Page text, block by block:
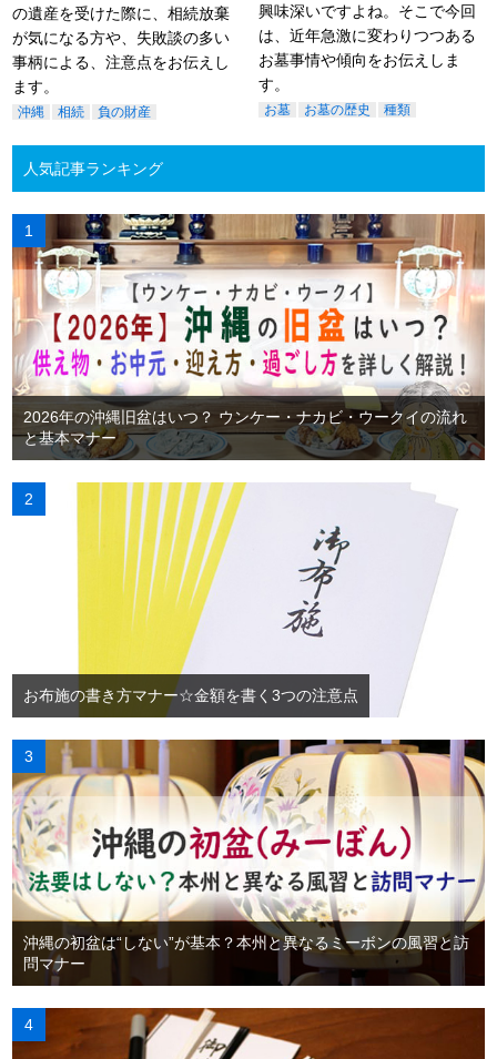
の遺産を受けた際に、相続放棄
が気になる方や、失敗談の多い
事柄による、注意点をお伝えし
ます。
沖縄 相続 負の財産
興味深いですよね。そこで今回
は、近年急激に変わりつつある
お墓事情や傾向をお伝えしま
す。
お墓 お墓の歴史 種類
人気記事ランキング
2026年の沖縄旧盆はいつ？ ウンケー・ナカビ・ウークイの流れ
と基本マナー
お布施の書き方マナー☆金額を書く3つの注意点
沖縄の初盆は“しない”が基本？本州と異なるミーボンの風習と訪
問マナー